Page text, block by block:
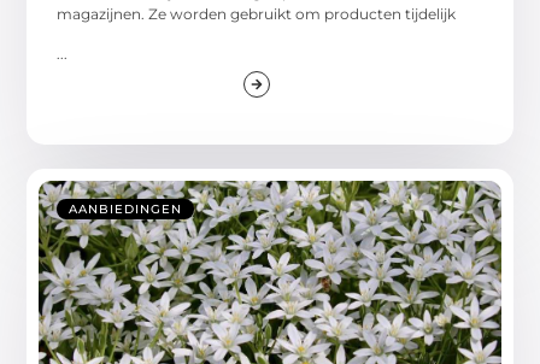
magazijnen. Ze worden gebruikt om producten tijdelijk
AANBIEDINGEN